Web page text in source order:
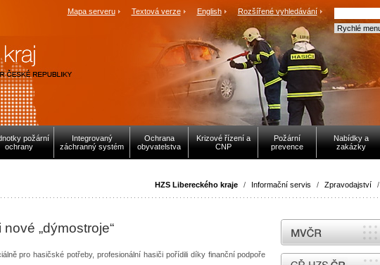
Mapa serveru Textová verze English Rozšířené vyhledávání
požární
ochrany
Integrovaný
záchranný systém
Ochrana
obyvatelstva
Krizové řízení a
CNP
Požární
prevence
Nabídky a
zakázky
HZS Libereckého kraje / Informační servis / Zpravodajství /
„dýmostroje“
pro hasičské potřeby, profesionální hasiči pořídili díky finanční podpoře
MVČR
internetové stránky Hasiči ČR